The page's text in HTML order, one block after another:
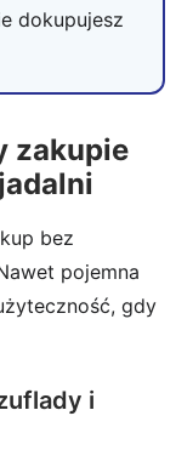
dokupujesz
zakupie
bez
pojemna
gdy
i